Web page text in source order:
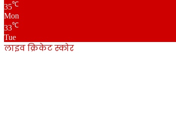
35℃
Mon
33℃
Tue
लाइव क्रिकेट स्कोर